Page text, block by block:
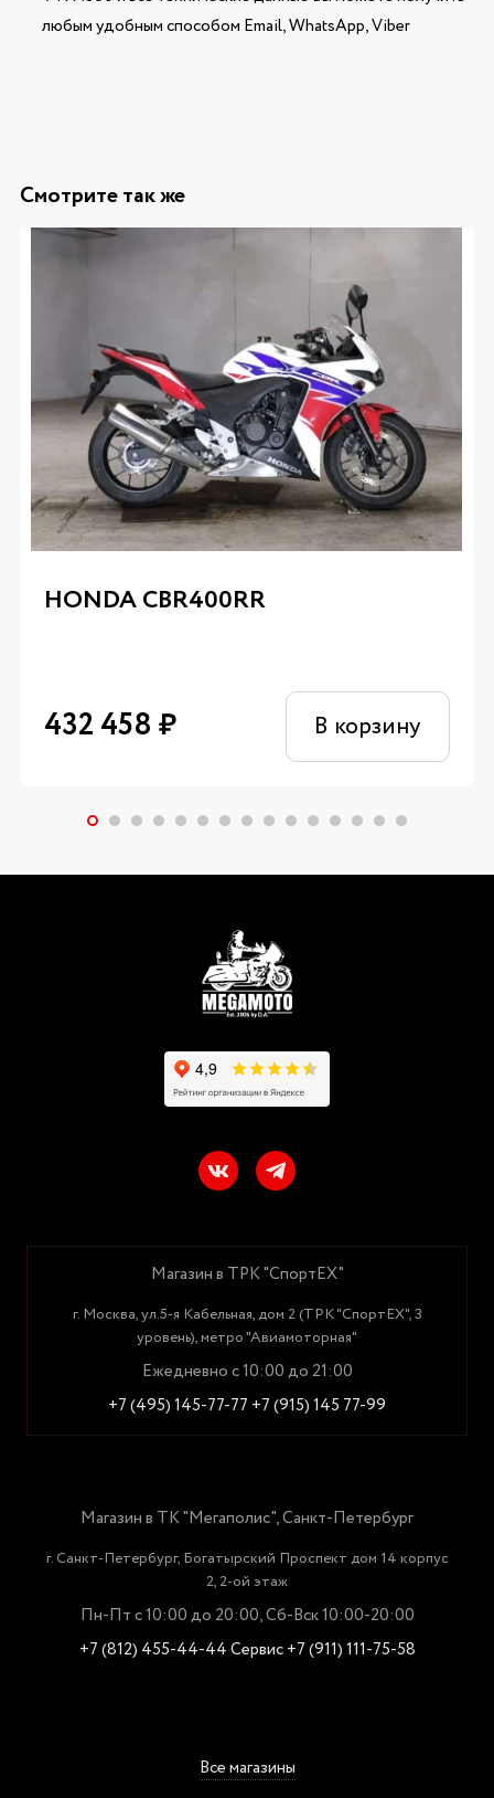
любым удобным способом Email, WhatsApp, Viber
Смотрите так же
HONDA CBR400RR
432 458 ₽ В корзину
Магазин в ТРК "СпортЕХ"
г. Москва, ул.5-я Кабельная, дом 2 (ТРК "СпортЕХ", 3
уровень), метро "Авиамоторная"
Ежедневно с 10:00 до 21:00
+7 (495) 145-77-77 +7 (915) 145 77-99
Магазин в ТК "Мегаполис", Санкт-Петербург
г. Санкт-Петербург, Богатырский Проспект дом 14 корпус
2, 2-ой этаж
Пн-Пт с 10:00 до 20:00, Сб-Вск 10:00-20:00
+7 (812) 455-44-44Сервис +7 (911) 111-75-58
Все магазины